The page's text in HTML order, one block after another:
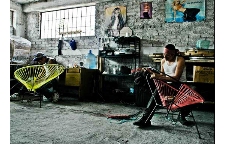
Wandregale
Sideboards & Kommoden
TV Möbel
Beistell- & Rollcontainer
Barmöbel
Garderoben
Kleinaufbewahrung